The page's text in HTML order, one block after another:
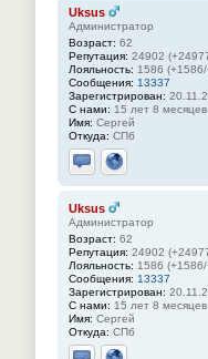
Uksus
Администратор
Возраст: 62
Репутация: 24902
Лояльность: 1586
Сообщения: 13337
Зарегистрирован:
С нами: 15 лет 8 месяцев
Имя: Сергей
Откуда: СПб
Отправить
Сайт
Uksus
Администратор
Возраст: 62
Репутация: 24902
Лояльность: 1586
Сообщения: 13337
Зарегистрирован:
С нами: 15 лет 8 месяцев
Имя: Сергей
Откуда: СПб